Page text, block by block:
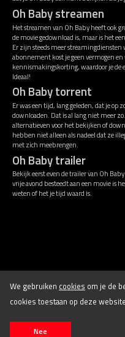
Oh Baby streamen
Het streamen van Oh Baby heeft ook
de movie gedownload is, maar is het
Er zijn steeds meer
abonnement kost je geen vermogen
kennismakingskorting, waardoor je de
Ideaal!
Oh Baby torrent
Er was een tijd, lang geleden, dat je op
downloaden. Dat is al lang niet meer
alternatieven voor het bekijken of
hebben niet alleen als nadeel dat ze
met zich meebrengen.
Oh Baby trailer
Bekijk eerst even de trailer van Oh
vrije avond besteedt aan een movie is
weten of het je tijd waard is.
We gebruiken cookies om je de
cookies toestaan op deze
Nee
Disclaimer
© 2026 Stichting